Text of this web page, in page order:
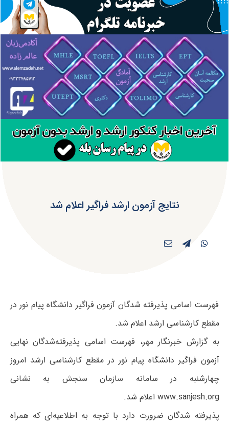
نتایج آزمون ارشد فراگیر اعلام شد
فهرست اسامی پذیرفته شدگان آزمون فراگیر دانشگاه پیام نور در
مقطع کارشناسی ارشد اعلام شد.
به گزارش خبرنگار مهر، فهرست اسامی پذیرفته‌شدگان نهایی
آزمون فراگیر دانشگاه پیام نور در مقطع کارشناسی ارشد امروز
چهارشنبه در سامانه سازمان سنجش به نشانی
www.sanjesh.org اعلام شد.
پذیرفته شدگان ضرورت دارد با توجه به اطلاعیه‌ای که همراه